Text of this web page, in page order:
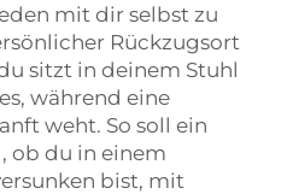
mit dir selbst zu
Rückzugsort
sitzt in deinem Stuhl
während eine
weht. So soll ein
ob du in einem
bist, mit